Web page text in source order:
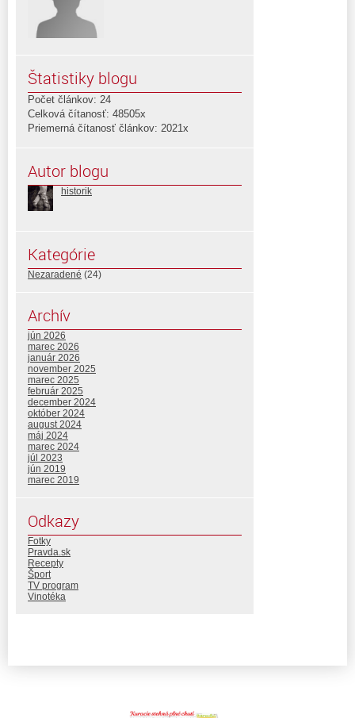
Štatistiky blogu
Počet článkov: 24
Celková čítanosť: 48505x
Priemerná čítanosť článkov: 2021x
Autor blogu
historik
Kategórie
Nezaradené (24)
Archív
jún 2026
marec 2026
január 2026
november 2025
marec 2025
február 2025
december 2024
október 2024
august 2024
máj 2024
marec 2024
júl 2023
jún 2019
marec 2019
Odkazy
Fotky
Pravda.sk
Recepty
Šport
TV program
Vinotéka